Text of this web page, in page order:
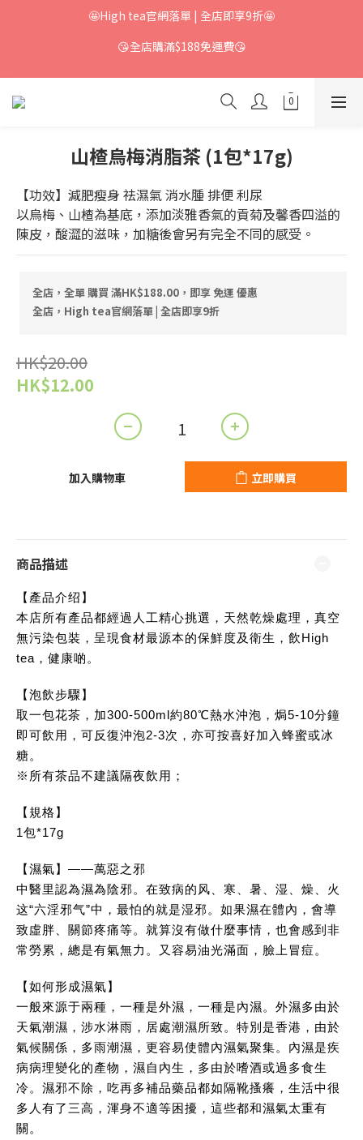
🤩High tea官網落單 | 全店即享9折🤩
😘全店購滿$188免運費😘
山楂烏梅消脂茶 (1包*17g)
【功效】減肥瘦身 祛濕氣 消水腫 排便 利尿
以烏梅、山楂為基底，添加淡雅香氣的貢菊及馨香四溢的
陳皮，酸澀的滋味，加糖後會另有完全不同的感受。
全店，全單 購買 滿HK$188.00，即享 免運 優惠
全店，High tea官網落單 | 全店即享9折
HK$20.00
HK$12.00
加入購物車 立即購買
商品描述
【產品介绍】
本店所有產品都經過人工精心挑選，天然乾燥處理，真空
無污染包裝，呈現食材最源本的保鮮度及衛生，飲High
tea，健康啲。
【泡飲步驟】
取一包花茶，加300-500ml約80℃熱水沖泡，焗5-10分鐘
即可飲用，可反復沖泡2-3次，亦可按喜好加入蜂蜜或冰
糖。
※所有茶品不建議隔夜飲用；
【規格】
1包*17g
【濕氣】——萬惡之邪
中醫里認為濕為陰邪。在致病的风、寒、暑、湿、燥、火
这“六淫邪气”中，最怕的就是湿邪。如果濕在體內，會導
致虛胖、關節疼痛等。就算沒有做什麼事情，也會感到非
常勞累，總是有氣無力。又容易油光滿面，臉上冒痘。
【如何形成濕氣】
一般來源于兩種，一種是外濕，一種是內濕。外濕多由於
天氣潮濕，涉水淋雨，居處潮濕所致。特別是香港，由於
氣候關係，多雨潮濕，更容易使體內濕氣聚集。內濕是疾
病病理變化的產物，濕自內生，多由於嗜酒或過多食生
冷。濕邪不除，吃再多補品藥品都如隔靴搔癢，生活中很
多人有了三高，渾身不適等困擾，這些都和濕氣太重有
關。